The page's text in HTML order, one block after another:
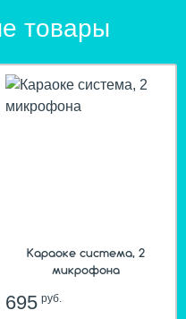
товары
Караоке система, 2
микрофона
695руб.